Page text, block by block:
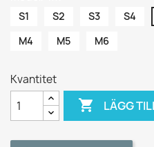
S1 S2 S3 S4
M4
M5 M6
Kvantitet
 LÄGG